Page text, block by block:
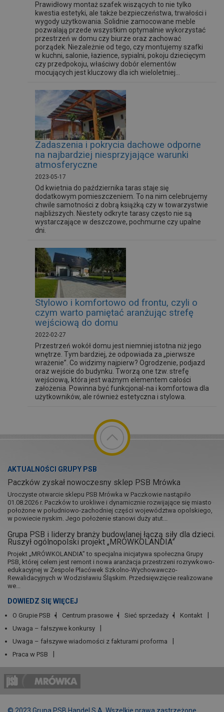
Prawidłowy montaż szafek wiszących to nie tylko
kwestia estetyki, ale także bezpieczeństwa, trwałości i
wygody użytkowania. Solidnie zamocowane meble
pozwalają przede wszystkim optymalnie wykorzystać
przestrzeń w domu czy biurze oraz zachować
porządek. Niezależnie od tego, czy montujemy szafki
w kuchni, salonie, łazience, sypialni, pokoju dziecięcym
czy przedpokoju, właściwy dobór elementów
mocujących jest kluczowy dla ich wieloletniej...
Zadaszenia i pokrycia dachowe odporne
na najbardziej niesprzyjające warunki
atmosferyczne
2023-05-17
Od kwietnia do października taras staje się
dodatkowym pomieszczeniem. To na nim celebrujemy
chwile samotności z dobrą książką czy w towarzystwie
najbliższych. Niestety odkryte tarasy często nie są
wystarczające w deszczowe, pochmurne czy upalne
dni.
Stylowo i komfortowo od frontu, czyli o
czym warto pamiętać aranżując strefę
wejściową do domu
2022-02-27
Przestrzeń wokół domu jest niemniej istotna niż jego
wnętrze. Tym bardziej, że odpowiada za „pierwsze
wrażenie”. Co widzimy najpierw? Ogrodzenie, podjazd
oraz wejście do budynku. Tworzą one tzw. strefę
wejściową, która jest ważnym elementem całości
założenia. Powinna być funkcjonal-na i komfortowa dla
użytkowników, ale również estetyczna i stylowa.
AKTUALNOŚCI GRUPY PSB
Paczków zyskał nowoczesny sklep PSB Mrówka
Uroczyste otwarcie sklepu PSB Mrówka w Paczkowie nastąpiło
01.08.2026 r. Paczków to urokliwe i dynamicznie rozwijające się miasto
położone w południowo-zachodniej części województwa opolskiego,
w powiecie nyskim. Jego położenie stanowi duży atut...
Grupa PSB i liderzy branży budowlanej łączą siły dla dzieci.
Ruszył ogólnopolski projekt „MRÓWKOLANDIA”
Projekt „MRÓWKOLANDIA” to specjalna inicjatywa społeczna Grupy
PSB, której celem jest remont i nowa aranżacja przestrzeni rozrywkowo-
edukacyjnej w Zespole Placówek Szkolno-Wychowawczo-
Rewalidacyjnych w Wodzisławiu Śląskim. Przedsięwzięcie realizowane
we...
DOWIEDZ SIĘ WIĘCEJ
O Grupie PSB Centrum prasowe Sieć sprzedaży
Kontakt
Uwaga – fałszywe konkursy
Uwaga – fałszywe wiadomości z fakturami proforma
Praca w PSB